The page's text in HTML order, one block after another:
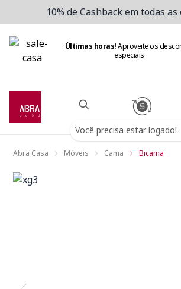
10% de Cashback em todas as
Últimas horas!Aproveite os
especiais
Você precisa estar logado!
Abra Casa Móveis Cama Bicama